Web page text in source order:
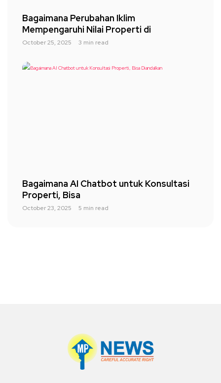
Bagaimana Perubahan Iklim
Mempengaruhi Nilai Properti di
October 25, 2025 3 min read
Bagaimana AI Chatbot untuk Konsultasi
Properti, Bisa
October 23, 2025 5 min read